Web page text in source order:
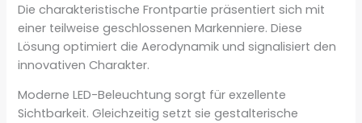
Die charakteristische Frontpartie präsentiert sich mit
einer teilweise geschlossenen Markenniere. Diese
Lösung optimiert die Aerodynamik und signalisiert den
innovativen Charakter.
Moderne LED-Beleuchtung sorgt für exzellente
Sichtbarkeit. Gleichzeitig setzt sie gestalterische